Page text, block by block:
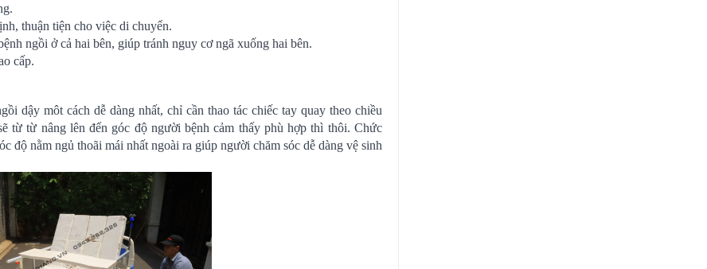
thuận tiện cho việc di chuyển.
ngồi ở cả hai bên, giúp tránh nguy cơ ngã xuống hai bên.
cấp.
dậy môt cách dễ dàng nhất, chỉ cần thao tác chiếc tay quay theo chiều
từ từ nâng lên đến góc độ người bệnh cảm thấy phù hợp thì thôi. Chức
độ nằm ngủ thoãi mái nhất ngoài ra giúp người chăm sóc dễ dàng vệ sinh